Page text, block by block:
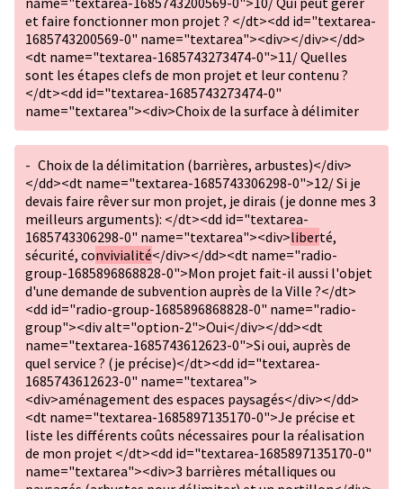
et faire fonctionner mon projet ? </dt><dd id="textarea-
1685743200569-0" name="textarea"><div></div></dd>
<dt name="textarea-1685743273474-0">11/ Quelles
sont les étapes clefs de mon projet et leur contenu ?
</dt><dd id="textarea-1685743273474-0"
name="textarea"><div>Choix de la surface à délimiter
- Choix de la délimitation (barrières, arbustes)</div>
</dd><dt name="textarea-1685743306298-0">12/ Si je
devais faire rêver sur mon projet, je dirais (je donne mes 3
meilleurs arguments): </dt><dd id="textarea-
1685743306298-0" name="textarea"><div>liberté,
sécurité, convivialité</div></dd><dt name="radio-
group-1685896868828-0">Mon projet fait-il aussi l'objet
d'une demande de subvention auprès de la Ville ?</dt>
<dd id="radio-group-1685896868828-0" name="radio-
group"><div alt="option-2">Oui</div></dd><dt
name="textarea-1685743612623-0">Si oui, auprès de
quel service ? (je précise)</dt><dd id="textarea-
1685743612623-0" name="textarea">
<div>aménagement des espaces paysagés</div></dd>
<dt name="textarea-1685897135170-0">Je précise et
liste les différents coûts nécessaires pour la réalisation
de mon projet </dt><dd id="textarea-1685897135170-0"
name="textarea"><div>3 barrières métalliques ou